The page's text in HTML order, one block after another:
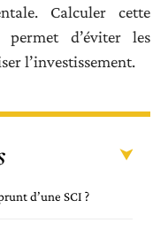
Calculer cette
d’éviter les
l’investissement.
d’une SCI ?